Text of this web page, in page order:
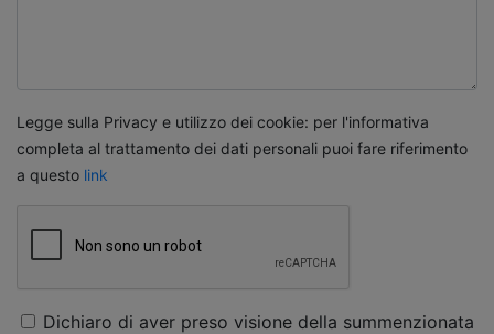
Legge sulla Privacy e utilizzo dei cookie: per l'informativa
completa al trattamento dei dati personali puoi fare riferimento
a questo link
Dichiaro di aver preso visione della summenzionata